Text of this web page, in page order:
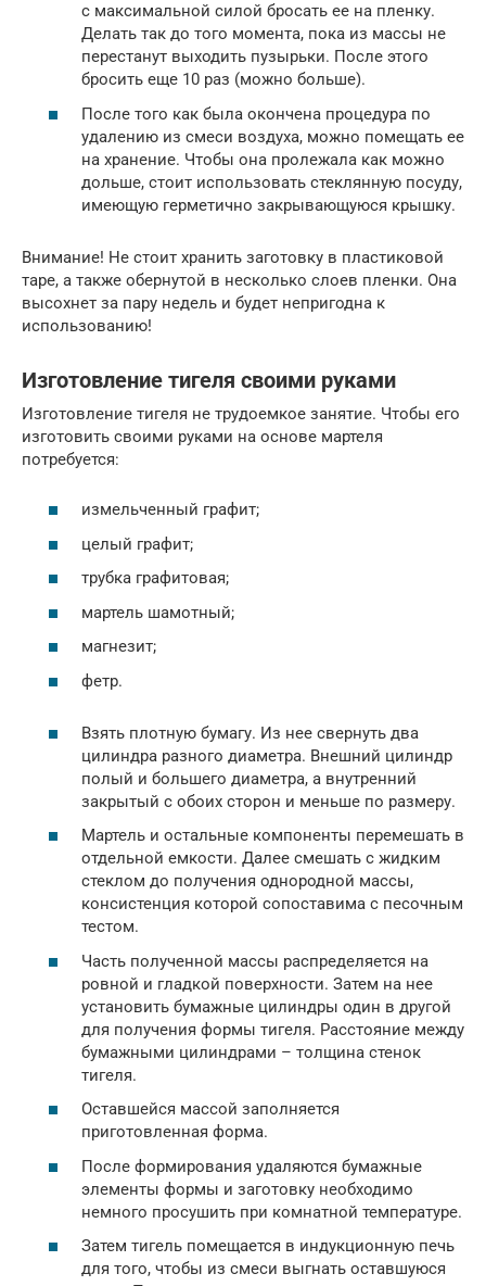
с максимальной силой бросать ее на пленку.
Делать так до того момента, пока из массы не
перестанут выходить пузырьки. После этого
бросить еще 10 раз (можно больше).
После того как была окончена процедура по
удалению из смеси воздуха, можно помещать ее
на хранение. Чтобы она пролежала как можно
дольше, стоит использовать стеклянную посуду,
имеющую герметично закрывающуюся крышку.
Внимание! Не стоит хранить заготовку в пластиковой
таре, а также обернутой в несколько слоев пленки. Она
высохнет за пару недель и будет непригодна к
использованию!
Изготовление тигеля своими руками
Изготовление тигеля не трудоемкое занятие. Чтобы его
изготовить своими руками на основе мартеля
потребуется:
измельченный графит;
целый графит;
трубка графитовая;
мартель шамотный;
магнезит;
фетр.
Взять плотную бумагу. Из нее свернуть два
цилиндра разного диаметра. Внешний цилиндр
полый и большего диаметра, а внутренний
закрытый с обоих сторон и меньше по размеру.
Мартель и остальные компоненты перемешать в
отдельной емкости. Далее смешать с жидким
стеклом до получения однородной массы,
консистенция которой сопоставима с песочным
тестом.
Часть полученной массы распределяется на
ровной и гладкой поверхности. Затем на нее
установить бумажные цилиндры один в другой
для получения формы тигеля. Расстояние между
бумажными цилиндрами – толщина стенок
тигеля.
Оставшейся массой заполняется
приготовленная форма.
После формирования удаляются бумажные
элементы формы и заготовку необходимо
немного просушить при комнатной температуре.
Затем тигель помещается в индукционную печь
для того, чтобы из смеси выгнать оставшуюся